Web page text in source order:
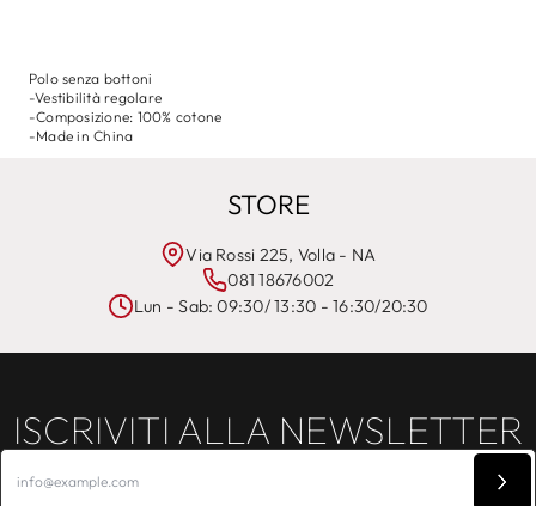
Polo senza bottoni
-Vestibilità regolare
-Composizione: 100% cotone
-Made in China
STORE
Via Rossi 225, Volla - NA
081 18676002
Lun - Sab: 09:30/ 13:30 - 16:30/20:30
ISCRIVITI ALLA NEWSLETTER